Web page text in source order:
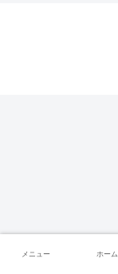
メニュー ホーム